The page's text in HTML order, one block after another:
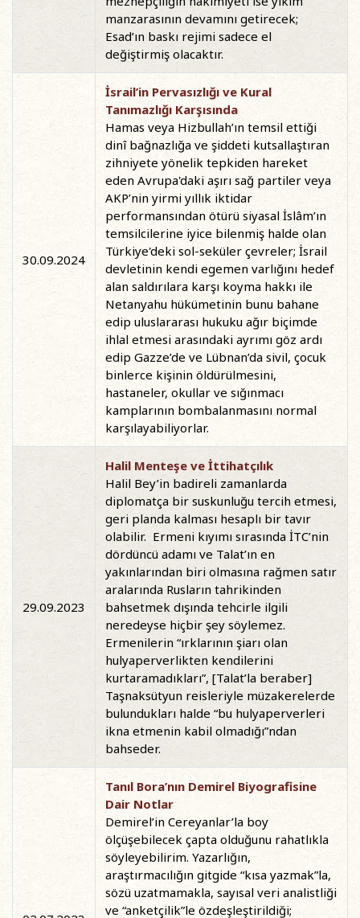
manzarasının devamını getirecek;
Esad’ın baskı rejimi sadece el
değiştirmiş olacaktır.
30.09.2024
İsrail’in Pervasızlığı ve Kural
Tanımazlığı Karşısında
Hamas veya Hizbullah’ın temsil ettiği
dinî bağnazlığa ve şiddeti kutsallaştıran
zihniyete yönelik tepkiden hareket
eden Avrupa'daki aşırı sağ partiler veya
AKP’nin yirmi yıllık iktidar
performansından ötürü siyasal İslâm’ın
temsilcilerine iyice bilenmiş halde olan
Türkiye'deki sol-seküler çevreler; İsrail
devletinin kendi egemen varlığını hedef
alan saldırılara karşı koyma hakkı ile
Netanyahu hükümetinin bunu bahane
edip uluslararası hukuku ağır biçimde
ihlal etmesi arasındaki ayrımı göz ardı
edip Gazze’de ve Lübnan’da sivil, çocuk
binlerce kişinin öldürülmesini,
hastaneler, okullar ve sığınmacı
kamplarının bombalanmasını normal
karşılayabiliyorlar.
29.09.2023
Halil Menteşe ve İttihatçılık
Halil Bey’in badireli zamanlarda
diplomatça bir suskunluğu tercih etmesi,
geri planda kalması hesaplı bir tavır
olabilir. Ermeni kıyımı sırasında İTC’nin
dördüncü adamı ve Talat’ın en
yakınlarından biri olmasına rağmen satır
aralarında Rusların tahrikinden
bahsetmek dışında tehcirle ilgili
neredeyse hiçbir şey söylemez.
Ermenilerin “ırklarının şiarı olan
hulyaperverlikten kendilerini
kurtaramadıkları”, [Talat’la beraber]
Taşnaksütyun reisleriyle müzakerelerde
bulundukları halde “bu hulyaperverleri
ikna etmenin kabil olmadığı”ndan
bahseder.
Tanıl Bora’nın Demirel Biyografisine
Dair Notlar
Demirel’in Cereyanlar’la boy
ölçüşebilecek çapta olduğunu rahatlıkla
söyleyebilirim. Yazarlığın,
araştırmacılığın gitgide “kısa yazmak”la,
sözü uzatmamakla, sayısal veri analistliği
ve “anketçilik”le özdeşleştirildiği;